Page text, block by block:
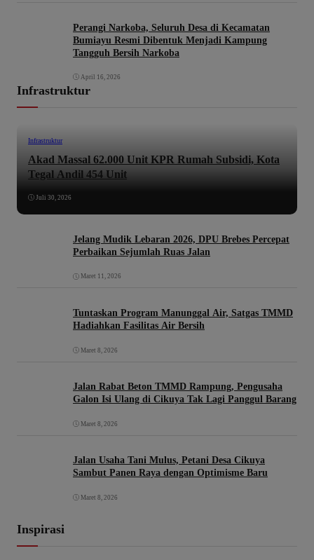
Perangi Narkoba, Seluruh Desa di Kecamatan
Bumiayu Resmi Dibentuk Menjadi Kampung
Tangguh Bersih Narkoba
April 16, 2026
Infrastruktur
Infrastruktur
Akad Massal 62.000 Unit KPR Rumah Subsidi, Kota
Tegal Andil 454 Unit
Juli 30, 2026
Jelang Mudik Lebaran 2026, DPU Brebes Percepat
Perbaikan Sejumlah Ruas Jalan
Maret 11, 2026
Tuntaskan Program Manunggal Air, Satgas TMMD
Hadiahkan Fasilitas Air Bersih
Maret 8, 2026
Jalan Rabat Beton TMMD Rampung, Pengusaha
Galon Isi Ulang di Cikuya Tak Lagi Panggul Barang
Maret 8, 2026
Jalan Usaha Tani Mulus, Petani Desa Cikuya
Sambut Panen Raya dengan Optimisme Baru
Maret 8, 2026
Inspirasi